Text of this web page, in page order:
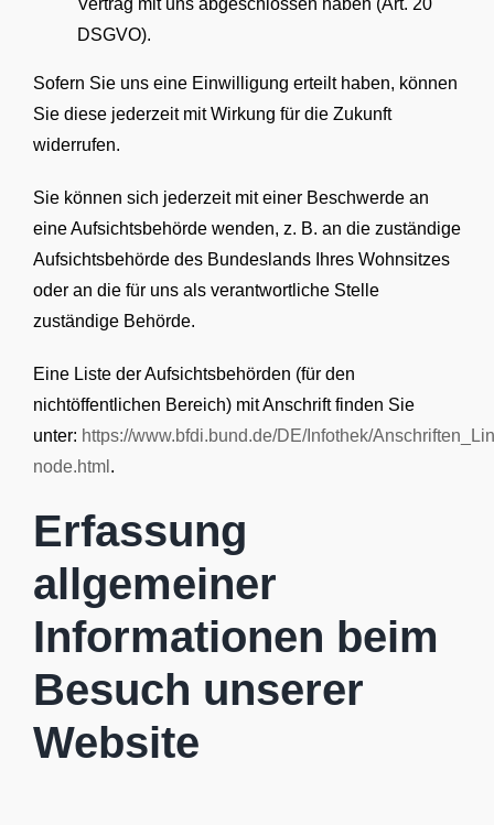
Vertrag mit uns abgeschlossen haben (Art. 20
DSGVO).
Sofern Sie uns eine Einwilligung erteilt haben, können
Sie diese jederzeit mit Wirkung für die Zukunft
widerrufen.
Sie können sich jederzeit mit einer Beschwerde an
eine Aufsichtsbehörde wenden, z. B. an die zuständige
Aufsichtsbehörde des Bundeslands Ihres Wohnsitzes
oder an die für uns als verantwortliche Stelle
zuständige Behörde.
Eine Liste der Aufsichtsbehörden (für den
nichtöffentlichen Bereich) mit Anschrift finden Sie
unter: https://www.bfdi.bund.de/DE/Infothek/
node.html .
Erfassung
allgemeiner
Informationen beim
Besuch unserer
Website